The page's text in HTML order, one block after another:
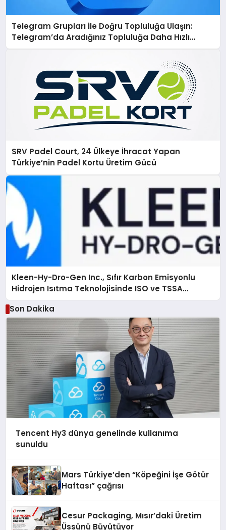
Telegram Grupları ile Doğru Topluluğa Ulaşın:
Telegram’da Aradığınız Topluluğa Daha Hızlı
Ulaşın
SRV Padel Court, 24 Ülkeye İhracat Yapan
Türkiye’nin Padel Kortu Üretim Gücü
Kleen-Hy-Dro-Gen Inc., Sıfır Karbon Emisyonlu
Hidrojen Isıtma Teknolojisinde ISO ve TSSA
Düzenleyici Onaylarını Aldı
Son Dakika
Tencent Hy3 dünya genelinde kullanıma
sunuldu
Mars Türkiye’den “Köpeğini İşe Götür
Haftası” çağrısı
Cesur Packaging, Mısır’daki Üretim
Üssünü Büyütüyor